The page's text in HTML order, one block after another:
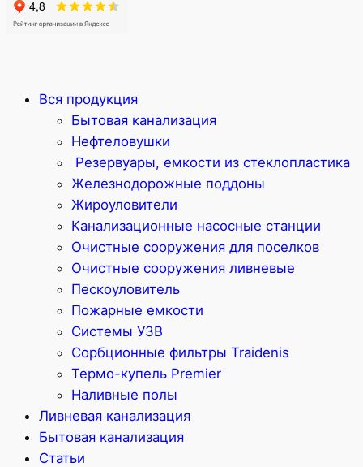
Вся продукция
Бытовая канализация
Нефтеловушки
Резервуары, емкости из стеклопластика
Железнодорожные поддоны
Жироуловители
Канализационные насосные станции
Очистные сооружения для поселков
Очистные сооружения ливневые
Пескоуловитель
Пожарные емкости
Системы УЗВ
Сорбционные фильтры Traidenis
Термо-купель Premier
Наливные полы
Ливневая канализация
Бытовая канализация
Статьи